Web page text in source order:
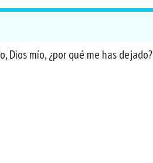
Dios mío, ¿por qué me has